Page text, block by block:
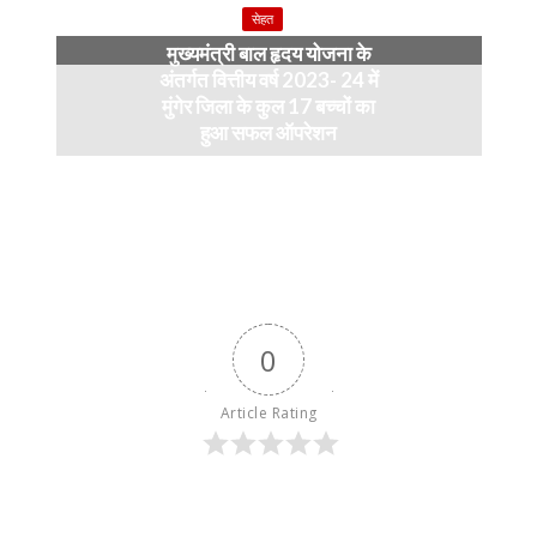
सेहत
मुख्यमंत्री बाल हृदय योजना के
अंतर्गत वित्तीय वर्ष 2023- 24 में
मुंगेर जिला के कुल 17 बच्चों का
हुआ सफल ऑपरेशन
0
Article Rating